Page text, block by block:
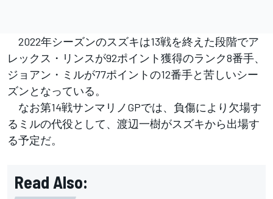
2022年シーズンのスズキは13戦を終えた段階でア
レックス・リンスが92ポイント獲得のランク8番手、
ジョアン・ミルが77ポイントの12番手と苦しいシー
ズンとなっている。
なお第14戦サンマリノGPでは、負傷により欠場す
るミルの代役として、渡辺一樹がスズキから出場す
る予定だ。
Read Also: